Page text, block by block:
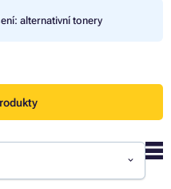
alternativní tonery